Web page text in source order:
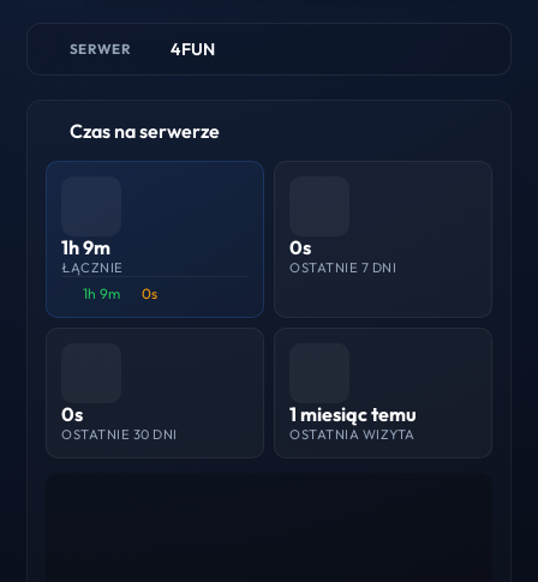
SERWER 4FUN
Czas na serwerze
1h 9m
ŁĄCZNIE
1h 9m 0s
0s
OSTATNIE 7 DNI
0s
OSTATNIE 30 DNI
1 miesiąc temu
OSTATNIA WIZYTA